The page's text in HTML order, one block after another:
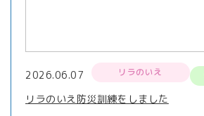
2026.06.07 リラのいえ
リラのいえ防災訓練をしました